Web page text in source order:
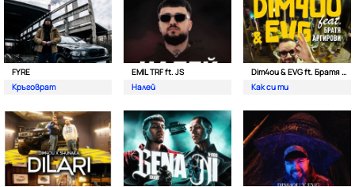
FYRE
Кръговрат
EMIL TRF ft. JS
Налей
Dim4ou & EVG ft. Братя Аргирови
Как си ти